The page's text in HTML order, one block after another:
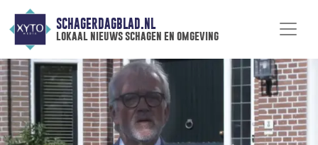
SCHAGERDAGBLAD.NL
lokaal nieuws schagen en omgeving